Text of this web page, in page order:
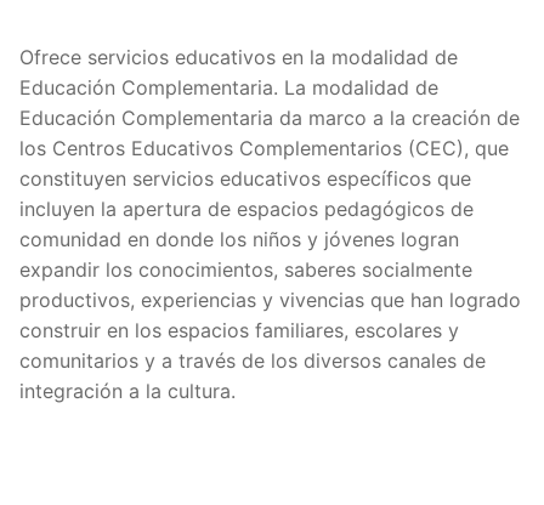
Ofrece servicios educativos en la modalidad de
Educación Complementaria. La modalidad de
Educación Complementaria da marco a la creación de
los Centros Educativos Complementarios (CEC), que
constituyen servicios educativos específicos que
incluyen la apertura de espacios pedagógicos de
comunidad en donde los niños y jóvenes logran
expandir los conocimientos, saberes socialmente
productivos, experiencias y vivencias que han logrado
construir en los espacios familiares, escolares y
comunitarios y a través de los diversos canales de
integración a la cultura.